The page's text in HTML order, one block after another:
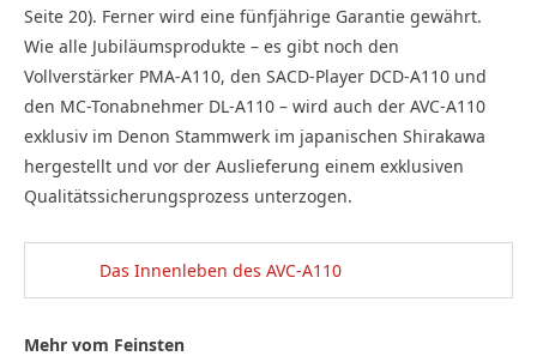
Seite 20). Ferner wird eine fünfjährige Garantie gewährt.
Wie alle Jubiläumsprodukte – es gibt noch den
Vollverstärker PMA-A110, den SACD-Player DCD-A110 und
den MC-Tonabnehmer DL-A110 – wird auch der AVC-A110
exklusiv im Denon Stammwerk im japanischen Shirakawa
hergestellt und vor der Auslieferung einem exklusiven
Qualitäts­sicherungsprozess unterzogen.
Das Innenleben des AVC-A110
Mehr vom Feinsten